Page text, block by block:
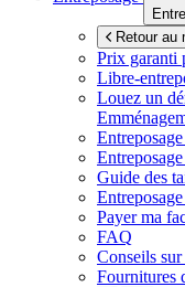
Retour au
Prix garanti
Libre-
Louez un
Guide des
Payer ma
FAQ
Conseils
Fournitures